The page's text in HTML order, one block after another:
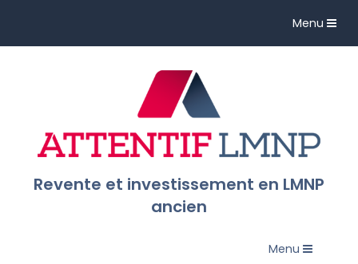
Toggle
Menu
Revente et investissement en LMNP
ancien
Toggle
Menu